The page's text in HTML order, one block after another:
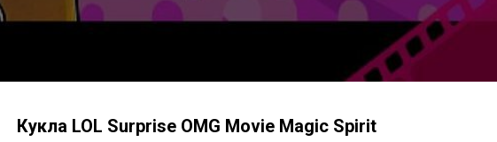
Кукла LOL Surprise OMG Movie Magic Spirit